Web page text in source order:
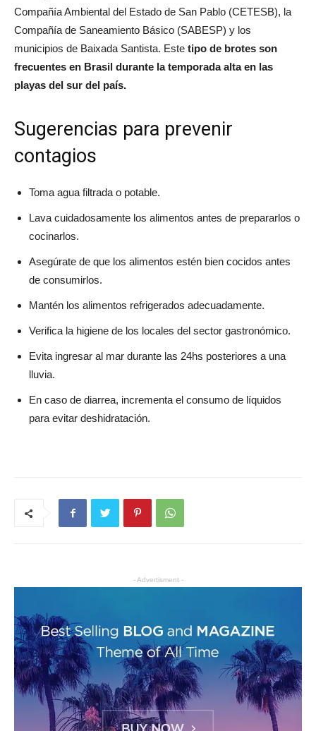
Compañía Ambiental del Estado de San Pablo (CETESB), la
Compañía de Saneamiento Básico (SABESP) y los
municipios de Baixada Santista. Este tipo de brotes son
frecuentes en Brasil durante la temporada alta en las
playas del sur del país.
Sugerencias para prevenir
contagios
Toma agua filtrada o potable.
Lava cuidadosamente los alimentos antes de prepararlos o
cocinarlos.
Asegúrate de que los alimentos estén bien cocidos antes
de consumirlos.
Mantén los alimentos refrigerados adecuadamente.
Verifica la higiene de los locales del sector gastronómico.
Evita ingresar al mar durante las 24hs posteriores a una
lluvia.
En caso de diarrea, incrementa el consumo de líquidos
para evitar deshidratación.
- Advertisment -